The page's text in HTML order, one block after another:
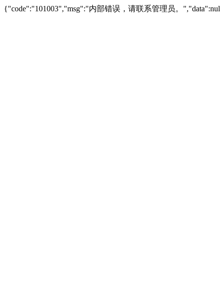
{"code":"101003","msg":"内部错误，请联系管理员。